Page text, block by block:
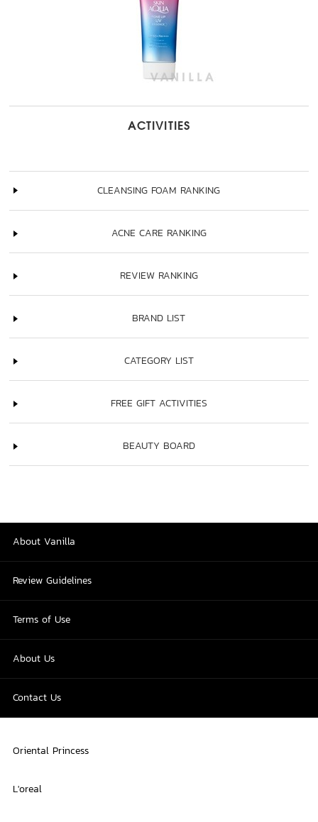
ACTIVITIES
CLEANSING FOAM RANKING
ACNE CARE RANKING
REVIEW RANKING
BRAND LIST
CATEGORY LIST
FREE GIFT ACTIVITIES
BEAUTY BOARD
About Vanilla
Review Guidelines
Terms of Use
About Us
Contact Us
Oriental Princess
L'oreal